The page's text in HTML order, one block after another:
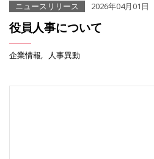
ニュースリリース 2026年04月01日
役員人事について
企業情報 人事異動